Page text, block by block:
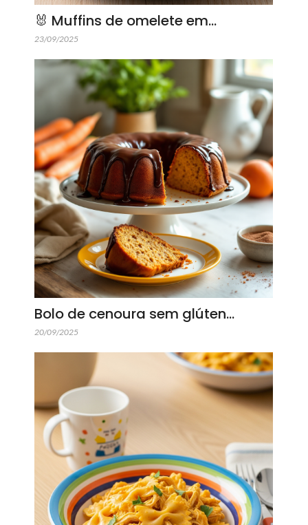
🐰 Muffins de omelete em…
23/09/2025
Bolo de cenoura sem glúten…
20/09/2025